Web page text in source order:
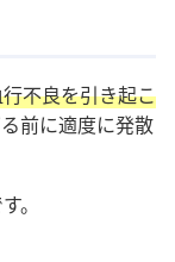
不良を引き起こ
前に適度に発散
。